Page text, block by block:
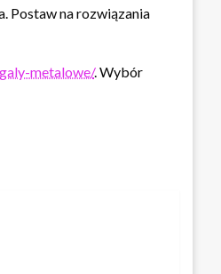
Postaw na rozwiązania
metalowe/. Wybór